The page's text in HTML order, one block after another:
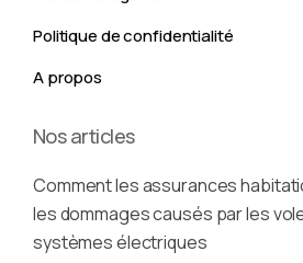
Politique de confidentialité
A propos
Nos articles
Comment les assurances
les dommages causés par les
systèmes électriques